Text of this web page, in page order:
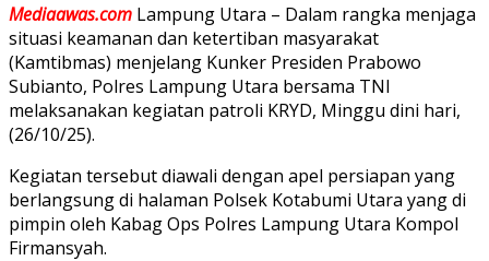
Mediaawas.com Lampung Utara – Dalam rangka menjaga
situasi keamanan dan ketertiban masyarakat
(Kamtibmas) menjelang Kunker Presiden Prabowo
Subianto, Polres Lampung Utara bersama TNI
melaksanakan kegiatan patroli KRYD, Minggu dini hari,
(26/10/25).
Kegiatan tersebut diawali dengan apel persiapan yang
berlangsung di halaman Polsek Kotabumi Utara yang di
pimpin oleh Kabag Ops Polres Lampung Utara Kompol
Firmansyah.